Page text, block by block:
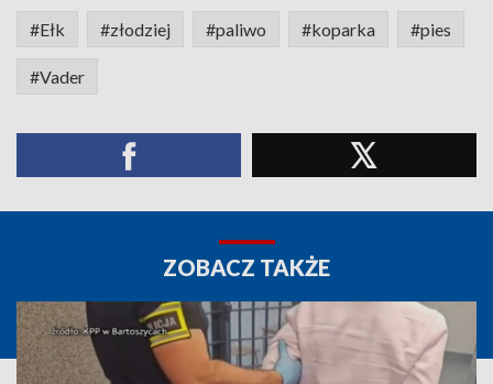
#Ełk #złodziej #paliwo #koparka #pies
#Vader
ZOBACZ TAKŻE